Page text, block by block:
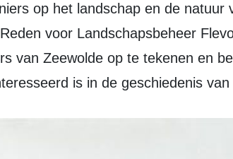
op het landschap en de natuur
voor Landschapsbeheer
van Zeewolde op te tekenen en
is in de geschiedenis van